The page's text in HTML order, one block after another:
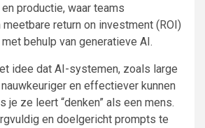
productie, waar teams
return on investment (ROI)
behulp van generatieve AI.
idee dat AI-systemen, zoals large
en effectiever kunnen
je ze leert “denken” als een mens.
en doelgericht prompts te